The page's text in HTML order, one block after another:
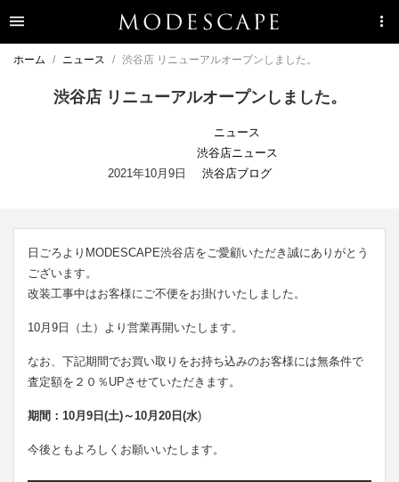
ホーム ニュース 渋谷店 リニューアルオープンしました。
渋谷店 リニューアルオープンしました。
2021年10月9日
ニュース
渋谷店ニュース
渋谷店ブログ
日ごろよりMODESCAPE渋谷店をご愛顧いただき誠にありがとう
ございます。
改装工事中はお客様にご不便をお掛けいたしました。
10月9日（土）より営業再開いたします。
なお、下記期間でお買い取りをお持ち込みのお客様には無条件で
査定額を２０％UPさせていただきます。
期間：10月9日(土)～10月20日(水)
今後ともよろしくお願いいたします。